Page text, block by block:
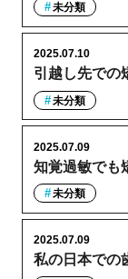
未分類
引越し先での
2025.07.10
未分類
知覚過敏でも
2025.07.09
未分類
私の日本での
2025.07.09